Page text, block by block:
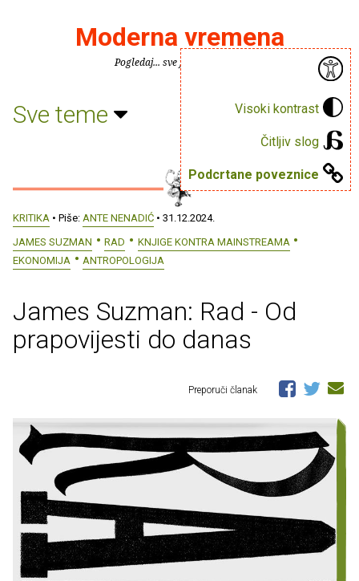
Visoki kontrast
Čitljiv slog
Podcrtane poveznice
Moderna vremena
Pogledaj... sve je puno knjiga.
Sve teme
KRITIKA • Piše: ANTE NENADIĆ • 31.12.2024.
JAMES SUZMAN
RAD
KNJIGE KONTRA MAINSTREAMA
EKONOMIJA
ANTROPOLOGIJA
James Suzman: Rad - Od
prapovijesti do danas
Preporuči članak